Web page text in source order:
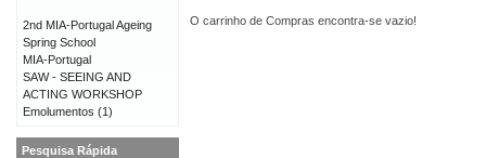
O carrinho de Compras encontra-se vazio!
2nd MIA-Portugal Ageing
Spring School
MIA-Portugal
SAW - SEEING AND
ACTING WORKSHOP
Emolumentos (1)
Pesquisa Rápida